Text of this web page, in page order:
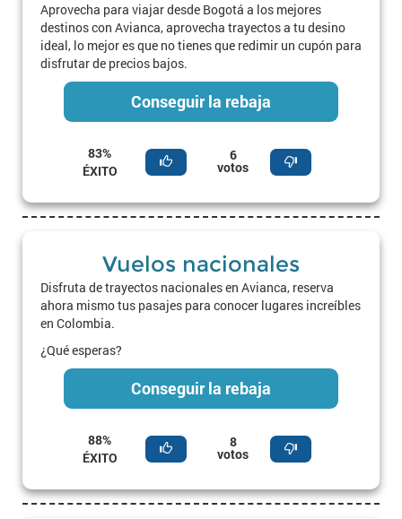
Aprovecha para viajar desde Bogotá a los mejores
destinos con Avianca, aprovecha trayectos a tu desino
ideal, lo mejor es que no tienes que redimir un cupón para
disfrutar de precios bajos.
Conseguir la rebaja
83%
ÉXITO
6
votos
Vuelos nacionales
Disfruta de trayectos nacionales en Avianca, reserva
ahora mismo tus pasajes para conocer lugares increíbles
en Colombia.
¿Qué esperas?
Conseguir la rebaja
88%
ÉXITO
8
votos